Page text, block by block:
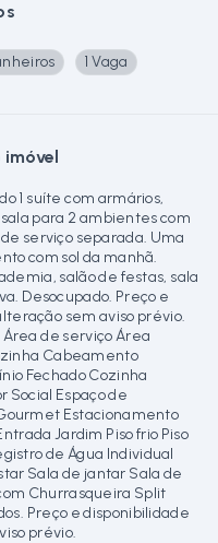
1 Vaga
1 suíte com armários,
para 2 ambientes com
serviço separada. Uma
com sol da manhã.
salão de festas, sala
Desocupado. Preço e
sem aviso prévio.
de serviço Área
Cabeamento
Fechado Cozinha
Social Espaço de
Estacionamento
Jardim Piso frio Piso
de Água Individual
Sala de jantar Sala de
Churrasqueira Split
Preço e disponibilidade
prévio.